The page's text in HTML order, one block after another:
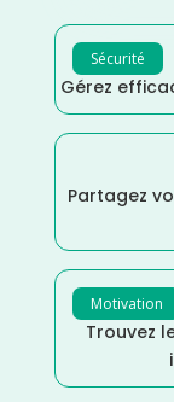
Sécurité
Gérez
Partagez
Motivation
Trouvez